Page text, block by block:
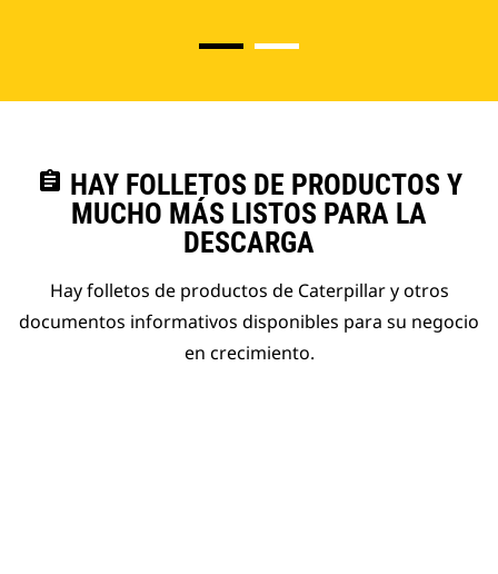
assignment HAY FOLLETOS DE PRODUCTOS Y
MUCHO MÁS LISTOS PARA LA
DESCARGA
Hay folletos de productos de Caterpillar y otros
documentos informativos disponibles para su negocio
en crecimiento.